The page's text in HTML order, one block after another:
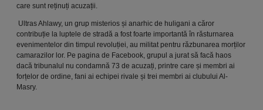
care sunt reținuți acuzații.
Ultras Ahlawy, un grup misterios și anarhic de huligani a căror
contribuție la luptele de stradă a fost foarte importantă în răsturnarea
evenimentelor din timpul revoluției, au militat pentru răzbunarea morților
camarazilor lor. Pe pagina de Facebook, grupul a jurat să facă haos
dacă tribunalul nu condamnă 73 de acuzați, printre care și membri ai
forțelor de ordine, fani ai echipei rivale și trei membri ai clubului Al-
Masry.